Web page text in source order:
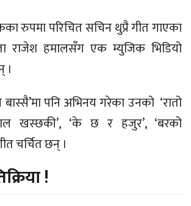
रुपमा परिचित सचिन थुप्रै गीत गाएका
राजेश हमालसँग एक म्युजिक भिडियो
।
बास्सै’मा पनि अभिनय गरेका उनको ‘रातो
खस्छकी’, ‘के छ र हजुर’, ‘बरको
चर्चित छन् ।
!